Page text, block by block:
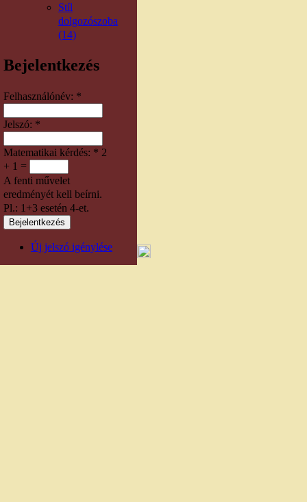
Stíl
dolgozószoba
(14)
Bejelentkezés
Felhasználónév: *
Jelszó: *
Matematikai kérdés: * 2
+ 1 =
A fenti művelet
eredményét kell beírni.
Pl.: 1+3 esetén 4-et.
Új jelszó igénylése